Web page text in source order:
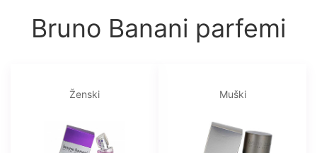
Bruno Banani parfemi
Ženski Muški